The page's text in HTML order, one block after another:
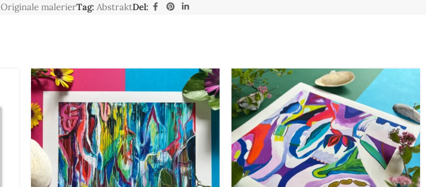
Originale malerierTag: AbstraktDel: